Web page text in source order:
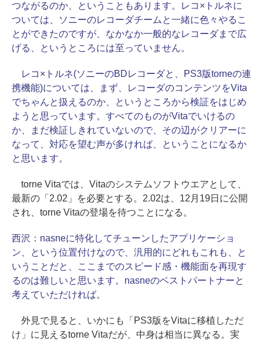
つながるのか、ということもあります。レコ×トルネに
ついては、ソニーのレコーダチームと一緒に色々やるこ
とができたのですが、なかなか一般的なレコーダまで広
げる、というところには至っていません。
レコ×トルネ(ソニーのBDレコーダと、PS3版torneの連
携機能)については、まず、レコーダのコンテンツをVita
でちゃんと扱えるのか、というところから検証をはじめ
ようと思っています。すべてのものがVitaでいけるの
か、まだ検証しきれていないので、その辺がクリアーに
なって、対応を望む声が多ければ、ということになるか
と思います。
torne Vitaでは、Vitaのシステムソフトウエアとして、
最新の「2.02」を必要とする。2.02は、12月19日に公開
され、torne Vitaの登場を待つことになる。
西沢： nasneに特化してチューンしたアプリケーショ
ン、という位置付けなので、汎用的にどれもこれも、と
いうことだと、ここまでのスピード感・機能面を再現す
るのは難しいと思います。nasneのベストパートナーと
考えていただければ。
外見で見ると、いかにも「PS3版をVitaに移植しただ
け」に見えるtorne Vitaだが、中身は相当に異なる。実